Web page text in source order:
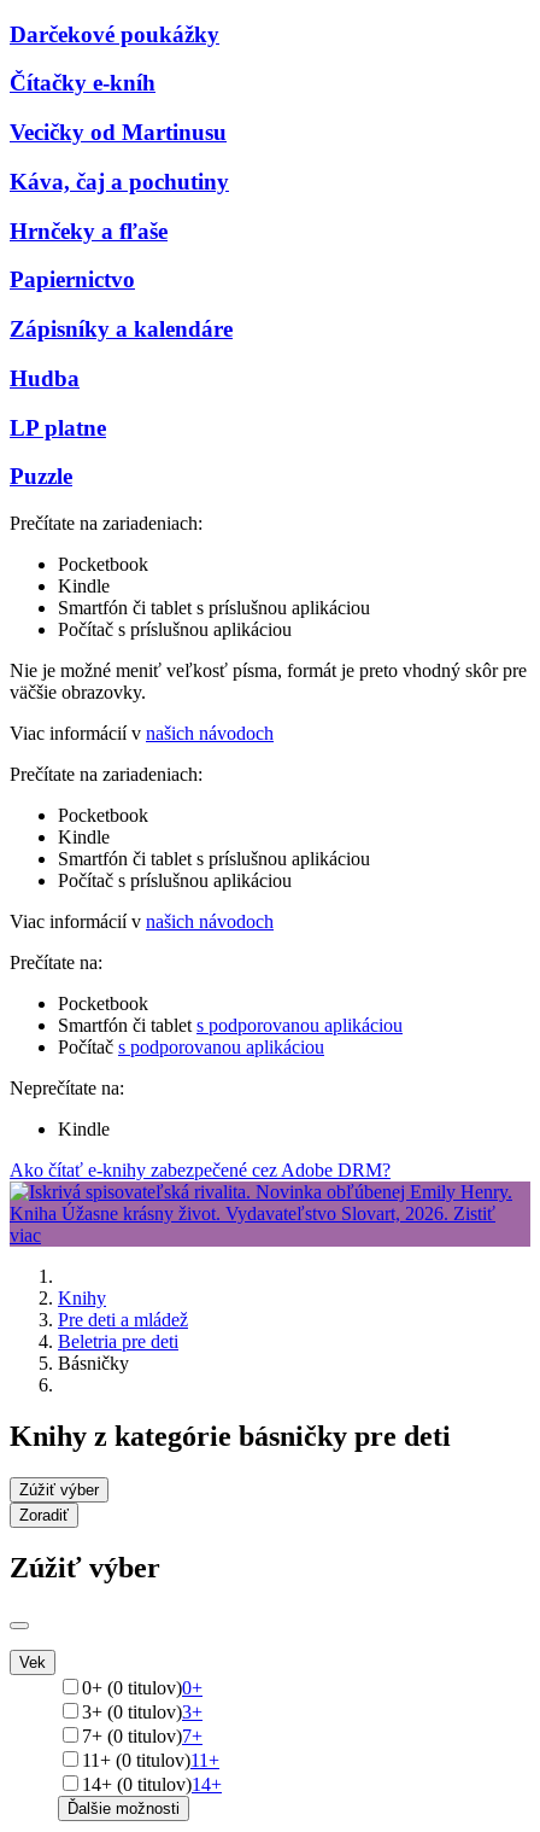
Darčekové poukážky
Čítačky e-kníh
Vecičky od Martinusu
Káva, čaj a pochutiny
Hrnčeky a fľaše
Papiernictvo
Zápisníky a kalendáre
Hudba
LP platne
Puzzle
Prečítate na zariadeniach:
Pocketbook
Kindle
Smartfón či tablet s príslušnou aplikáciou
Počítač s príslušnou aplikáciou
Nie je možné meniť veľkosť písma, formát je preto vhodný skôr pre
väčšie obrazovky.
Viac informácií v našich návodoch
Prečítate na zariadeniach:
Pocketbook
Kindle
Smartfón či tablet s príslušnou aplikáciou
Počítač s príslušnou aplikáciou
Viac informácií v našich návodoch
Prečítate na:
Pocketbook
Smartfón či tablet s podporovanou aplikáciou
Počítač s podporovanou aplikáciou
Neprečítate na:
Kindle
Ako čítať e-knihy zabezpečené cez Adobe DRM?
Knihy
Pre deti a mládež
Beletria pre deti
Básničky
Knihy z kategórie básničky pre deti
Zúžiť výber
Zoradiť
Zúžiť výber
Vek
0+ (0 titulov)0+
3+ (0 titulov)3+
7+ (0 titulov)7+
11+ (0 titulov)11+
14+ (0 titulov)14+
Ďalšie možnosti